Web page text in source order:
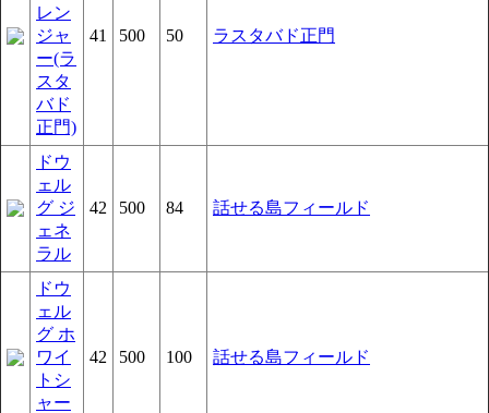
レン
ジャ
ー(ラ
スタ
バド
正門)
41 500 50 ラスタバド正門
ドウ
ェル
グ ジ
ェネ
ラル
42 500 84 話せる島フィールド
ドウ
ェル
グ ホ
ワイ
トシ
ャー
42 500 100 話せる島フィールド